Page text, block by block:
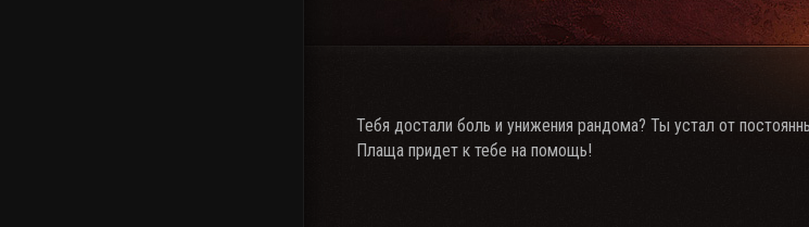
Тебя достали боль и унижения рандома? Ты устал от
Плаща придет к тебе на помощь!